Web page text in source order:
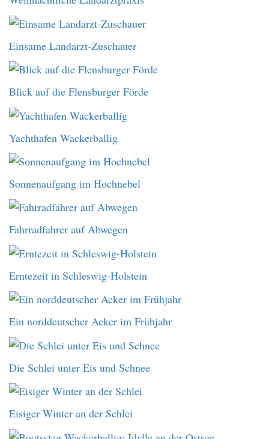
Einsame Landarzt-Zuschauer
Blick auf die Flensburger Förde
Yachthafen Wackerballig
Sonnenaufgang im Hochnebel
Fahrradfahrer auf Abwegen
Erntezeit in Schleswig-Holstein
Ein norddeutscher Acker im Frühjahr
Die Schlei unter Eis und Schnee
Eisiger Winter an der Schlei